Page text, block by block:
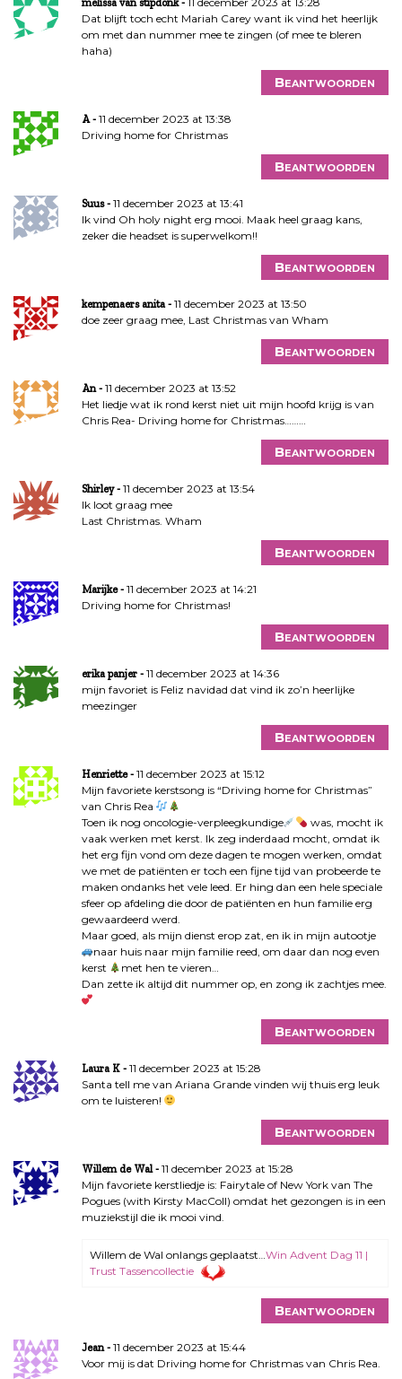
Dat blijft toch echt Mariah Carey want ik vind het heerlijk
om met dan nummer mee te zingen (of mee te bleren
haha)
Beantwoorden
A
11 december 2023 at 13:38
Driving home for Christmas
Beantwoorden
Suus
11 december 2023 at 13:41
Ik vind Oh holy night erg mooi. Maak heel graag kans,
zeker die headset is superwelkom!!
Beantwoorden
kempenaers anita
11 december 2023 at 13:50
doe zeer graag mee, Last Christmas van Wham
Beantwoorden
An
11 december 2023 at 13:52
Het liedje wat ik rond kerst niet uit mijn hoofd krijg is van
Chris Rea- Driving home for Christmas………
Beantwoorden
Shirley
11 december 2023 at 13:54
Ik loot graag mee
Last Christmas. Wham
Beantwoorden
Marijke
11 december 2023 at 14:21
Driving home for Christmas!
Beantwoorden
erika panjer
11 december 2023 at 14:36
mijn favoriet is Feliz navidad dat vind ik zo’n heerlijke
meezinger
Beantwoorden
Henriette
11 december 2023 at 15:12
Mijn favoriete kerstsong is “Driving home for Christmas”
van Chris Rea
Toen ik nog oncologie-verpleegkundige
was, mocht ik
vaak werken met kerst. Ik zeg inderdaad mocht, omdat ik
het erg fijn vond om deze dagen te mogen werken, omdat
we met de patiënten er toch een fijne tijd van probeerde te
maken ondanks het vele leed. Er hing dan een hele speciale
sfeer op afdeling die door de patiënten en hun familie erg
gewaardeerd werd.
Maar goed, als mijn dienst erop zat, en ik in mijn autootje
naar huis naar mijn familie reed, om daar dan nog even
kerst
met hen te vieren…
Dan zette ik altijd dit nummer op, en zong ik zachtjes mee.
Beantwoorden
Laura K
11 december 2023 at 15:28
Santa tell me van Ariana Grande vinden wij thuis erg leuk
om te luisteren!
Beantwoorden
Willem de Wal
11 december 2023 at 15:28
Mijn favoriete kerstliedje is: Fairytale of New York van The
Pogues (with Kirsty MacColl) omdat het gezongen is in een
muziekstijl die ik mooi vind.
Willem de Wal onlangs geplaatst… Win Advent Dag 11 |
Trust Tassencollectie
Beantwoorden
Jean
11 december 2023 at 15:44
Voor mij is dat Driving home for Christmas van Chris Rea.